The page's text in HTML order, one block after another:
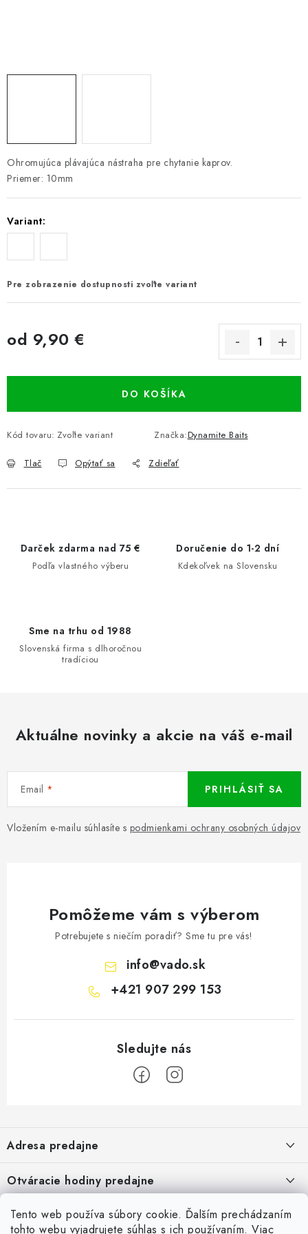
Tento web používa súbory cookie. Ďalším prechádzaním
tohto webu vyjadrujete súhlas s ich používaním. Viac
PRÍVLAČ
PRÚTY
KONTAKTY
ZNAČKY
Ohromujúca plávajúca nástraha pre chytanie kaprov.
Priemer: 10mm
Variant:
Pre zobrazenie dostupnosti zvoľte variant
od 9,90 €
DO KOŠÍKA
Kód tovaru: Zvoľte variant Značka:Dynamite Baits
Tlač Opýtať sa Zdieľať
Darček zdarma nad 75 €
Podľa vlastného výberu
Doručenie do 1-2 dní
Kdekoľvek na Slovensku
Sme na trhu od 1988
Slovenská firma s dlhoročnou
tradíciou
Aktuálne novinky a akcie na váš e-mail
Email
Vložením e-mailu súhlasíte s podmienkami ochrany osobných údajov
PRIHLÁSIŤ SA
Pomôžeme vám s výberom
Potrebujete s niečím poradiť? Sme tu pre vás!
info@vado.sk
+421 907 299 153
p
ä
t
Adresa predajne
Pekárska 4, 941 31 Dvory nad Žitavou
Pozrite si Google mapu
Pozrieť detail mapy »
Otváracie hodiny predajne
Sobota, Nedeľa: Zatvorené
Informácie pre Vás